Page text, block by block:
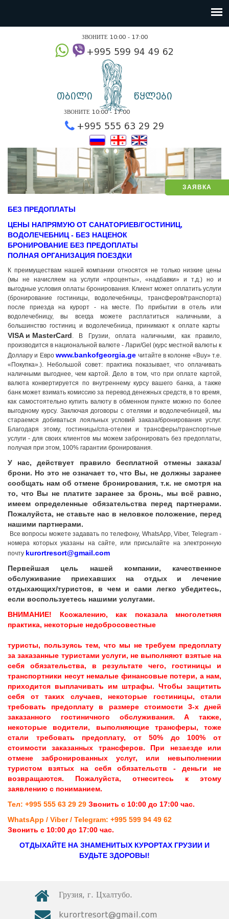
ЗАЯВКА
ЗВОНИТЕ 10:00 - 17:00
თბილი წყლები
ЗВОНИТЕ 10:00 - 17:00
+995 555 63 29
БЕЗ ПРЕДОПЛАТЫ
ЦЕНЫ НАПРЯМУЮ ОТ САНАТОРИЕВ/ГОСТИНИЦ,
ВОДОЛЕЧЕБНИЦ - БЕЗ НАЦЕНОК
БРОНИРОВАНИЕ БЕЗ ПРЕДОПЛАТЫ
ПОЛНАЯ ОРГАНИЗАЦИЯ ПОЕЗДКИ
К преимуществам нашей компании относятся не только низкие цены
(мы не начисляем на услуги «проценты», «надбавки» и т.д.) но и
выгодные условия оплаты бронирования. Клиент может оплатить услуги
(бронирование гостиницы, водолечебницы, трансферов/транспорта)
после приезда на курорт - на месте. По прибытии в отель или
водолечебницу, вы всегда можете расплатиться наличными, а
большинство гостиниц и водолечебница, принимают к оплате карты
VISA и MasterCard. В Грузии, оплата наличными, как правило,
производится в национальной валюте - Лари/Gel (курс местной валюты к
Доллару и Евроwww.bankofgeorgia.ge читайте в колонке «Buy» т.е.
«Покупка».). Небольшой совет: практика показывает, что оплачивать
наличными выгоднее, чем картой. Дело в том, что при оплате картой,
валюта конвертируется по внутреннему курсу вашего банка, а также
банк может взимать комиссию за перевод денежных средств, в то время,
как самостоятельно купить валюту в обменном пункте можно по более
выгодному курсу. Заключая договоры с отелями и водолечебницей, мы
стараемся добиваться лояльных условий заказа/бронирования услуг.
Благодаря этому, гостиницы/спа-отелеи и трансферы/транспортные
услуги - для своих клиентов мы можем забронировать без предоплаты,
получая при этом, 100% гарантии бронирования.
У нас, действует правило бесплатной отмены заказа/
брони. Но это не означает то, что Вы, не должны заранее
сообщать нам об отмене бронирования, т.к. не смотря на
то, что Вы не платите заранее за бронь, мы всё равно,
имеем определенные обязательства перед партнерами.
Пожалуйста, не ставьте нас в неловкое положение, перед
нашими партнерами.
Все вопросы можете задавать по телефону, WhatsApp, Viber, Telegram -
номера которых указаны на сайте, или присылайте на электронную
почту kurortresort@gmail.com
Первейшая цель нашей компании, качественное
обслуживание приехавших на отдых и лечение
отдыхающих/туристов, в чем и сами легко убедитесь,
если воспользуетесь нашими услугами.
ВНИМАНИЕ! Ксожалению, как показала многолетняя
практика, некоторые недобросовестные
туристы, пользуясь тем, что мы не требуем предоплату
за заказанные туристами услуги, не выполняют взятые на
себя обязательства, в результате чего, гостиницы и
транспортники несут немалые финансовые потери, а нам,
приходится выплачивать им штрафы. Чтобы защитить
себя от таких случаев, некоторые гостиницы, стали
требовать предоплату в размере стоимости 3-х дней
заказанного гостиничного обслуживания. А также,
некоторые водители, выполняющие трансферы, тоже
стали требовать предоплату, от 50% до 100% от
стоимости заказанных трансферов. При незаезде или
отмене забронированных услуг, или невыполнении
туристом взятых на себя обязательств - деньги не
возвращаются. Пожалуйста, отнеситесь к этому
заявлению с пониманием.
Тел: +995 555 63 29 29 Звонить с 10:00 до 17:00 час.
WhatsApp / Viber / Telegram: +995 599 94 49 62
Звонить с 10:00 до 17:00 час.
ОТДЫХАЙТЕ НА ЗНАМЕНИТЫХ КУРОРТАХ ГРУЗИИ И
БУДЬТЕ ЗДОРОВЫ!
Грузия, г. Цхалтубо.
kurortresort@gmail.com
+995 555 63 29 29; с 10:00 до
права защищены. Копирование материалов только с
разрешения администрации сайта